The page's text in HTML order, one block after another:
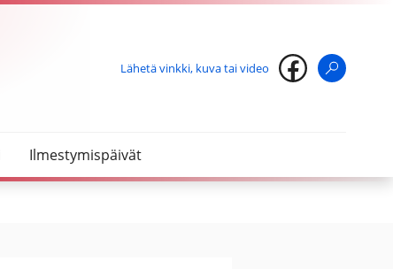
Lähetä vinkki, kuva tai video
Ilmestymispäivät